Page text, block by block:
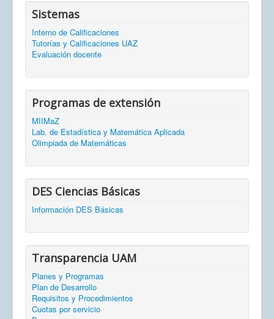
Sistemas
Interno de Calificaciones
Tutorías y Calificaciones UAZ
Evaluación docente
Programas de extensión
MIIMaZ
Lab. de Estadística y Matemática Aplicada
Olimpiada de Matemáticas
DES Ciencias Básicas
Información DES Básicas
Transparencia UAM
Planes y Programas
Plan de Desarrollo
Requisitos y Procedimientos
Cuotas por servicio